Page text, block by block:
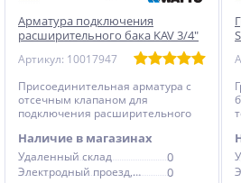
Арматура подключения
расширительного бака KAV 3/4"
Артикул: 10017947
Присоединительная арматура с
отсечным клапаном для
подключения расширительного
Наличие в магазинах
Удаленный склад 0
Электродный проезд, 6с1
0